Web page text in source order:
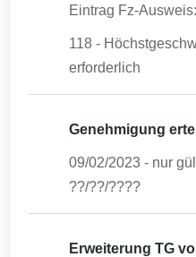
Eintrag Fz-Ausweis:
118 -
erforderlich
Genehmigung
09/02/2023 - nur
??/??/????
Erweiterung TG